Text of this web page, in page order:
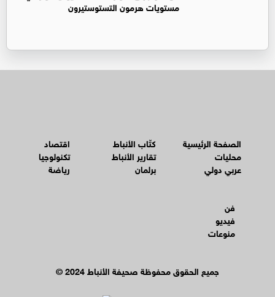
مستويات هرمون التستوستيرون
الصفحة الرئيسية
محليات
عربي دولي
كتّاب الأنباط
تقارير الأنباط
برلمان
اقتصاد
تكنولوجيا
رياضة
فن
فيديو
منوعات
© جميع الحقوق محفوظة صحيفة الأنباط 2024